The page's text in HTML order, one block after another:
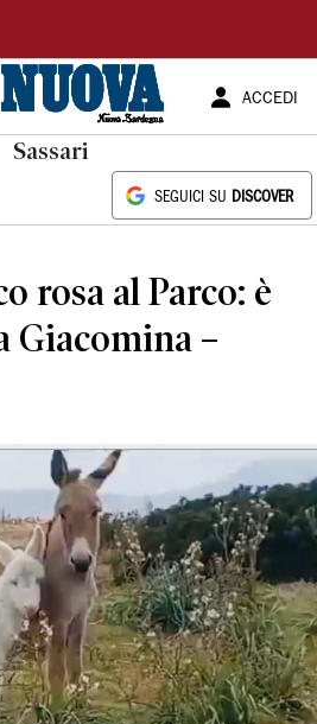
ACCEDI
Sassari
SEGUICI SU DISCOVER
rosa al Parco: è
Giacomina –